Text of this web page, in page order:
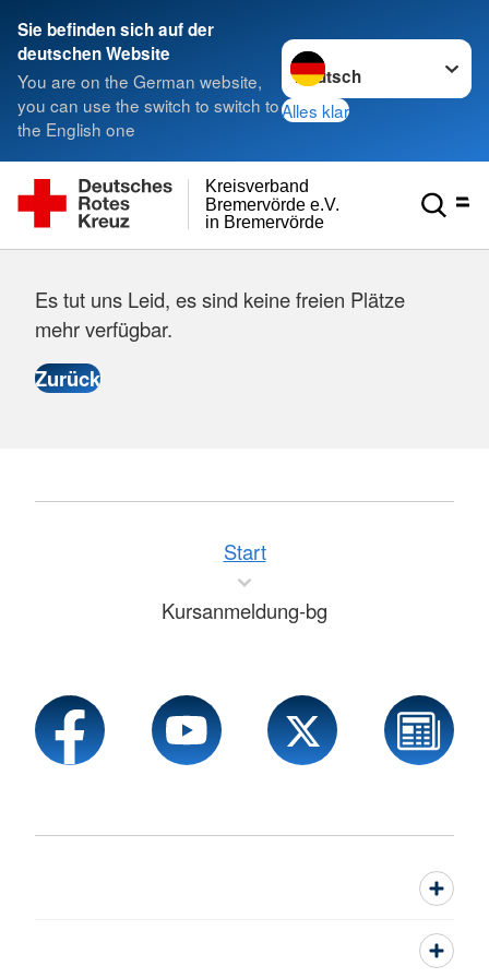
Sie befinden sich auf der
deutschen Website
You are on the German website,
you can use the switch to switch to
the English one
Sprache wechseln zu
Alles klar
in Bremervörde
Bremervörde e.V.
Kreisverband
Es tut uns Leid, es sind keine freien Plätze
mehr verfügbar.
Start
Kursanmeldung-bg